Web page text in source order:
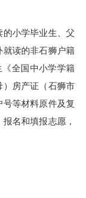
小学毕业生、父
就读的非石狮户籍
全国中小学学籍
）房产证（石狮市
等材料原件及复
名和填报志愿，